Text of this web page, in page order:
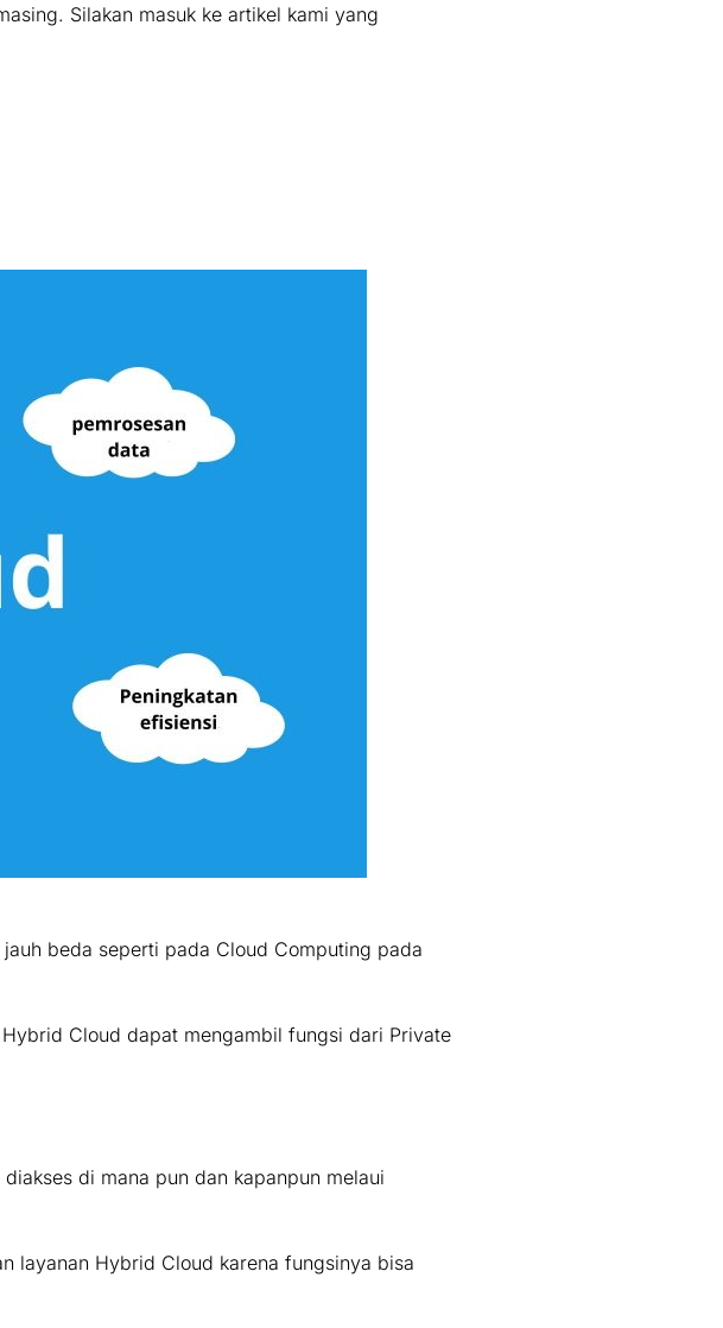
Silakan masuk ke artikel kami yang
beda seperti pada Cloud Computing pada
Cloud dapat mengambil fungsi dari Private
di mana pun dan kapanpun melaui
layanan Hybrid Cloud karena fungsinya bisa